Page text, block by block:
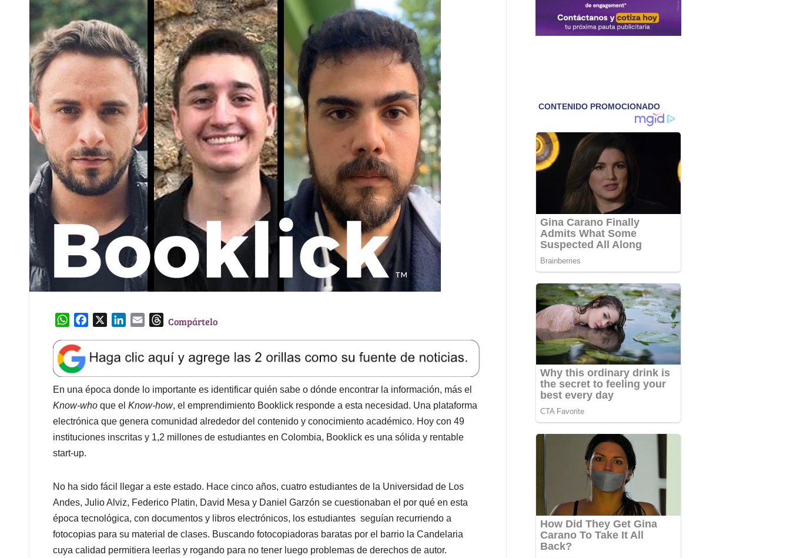
W
a
t
s
A
p
p
e
b
o
o
k
k
e
d
n
l
T
e
a
d
s
Compártelo
En una época donde lo importante es identificar quién sabe o dónde encontrar la información, más el
Know-who que el Know-how, el emprendimiento Booklick responde a esta necesidad. Una plataforma
electrónica que genera comunidad alrededor del contenido y conocimiento académico. Hoy con 49
instituciones inscritas y 1,2 millones de estudiantes en Colombia, Booklick es una sólida y rentable
start-up.
No ha sido fácil llegar a este estado. Hace cinco años, cuatro estudiantes de la Universidad de Los
Andes, Julio Alviz, Federico Platin, David Mesa y Daniel Garzón se cuestionaban el por qué en esta
época tecnológica, con documentos y libros electrónicos, los estudiantes seguían recurriendo a
fotocopias para su material de clases. Buscando fotocopiadoras baratas por el barrio la Candelaria
cuya calidad permitiera leerlas y rogando para no tener luego problemas de derechos de autor.